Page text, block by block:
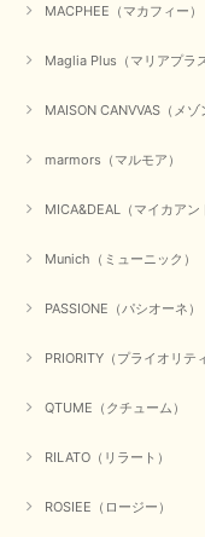
MACPHEE（マカフィー）
Maglia Plus（マリアプラス
MAISON CANVVAS（メゾ
marmors（マルモア）
MICA&DEAL（マイカアン
Munich（ミューニック）
PASSIONE（パシオーネ）
PRIORITY（プライオリテ
QTUME（クチューム）
RILATO（リラート）
ROSIEE（ロージー）